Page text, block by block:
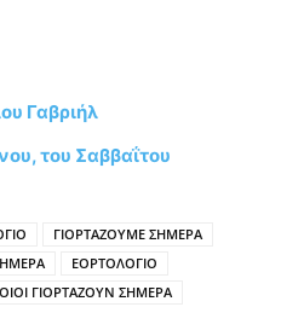
Γαβριήλ
του Σαββαΐτου
ΓΙΟΡΤΑΖΟΥΜΕ ΣΗΜΕΡΑ
ΕΟΡΤΟΛΟΓΙΟ
ΓΙΟΡΤΑΖΟΥΝ ΣΗΜΕΡΑ